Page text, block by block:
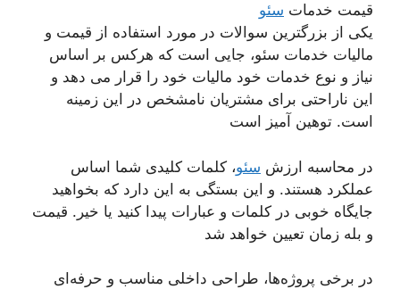
قیمت خدمات سئو
یکی از بزرگترین سوالات در مورد استفاده از قیمت و
مالیات خدمات سئو، جایی است که هرکس بر اساس
نیاز و نوع خدمات خود مالیات خود را قرار می دهد و
این ناراحتی برای مشتریان نامشخص در این زمینه
است. توهین آمیز است
در محاسبه ارزش سئو، کلمات کلیدی شما اساس
عملکرد هستند. و این بستگی به این دارد که بخواهید
جایگاه خوبی در کلمات و عبارات پیدا کنید یا خیر. قیمت
و بله زمان تعیین خواهد شد
در برخی پروژه‌ها، طراحی داخلی مناسب و حرفه‌ای